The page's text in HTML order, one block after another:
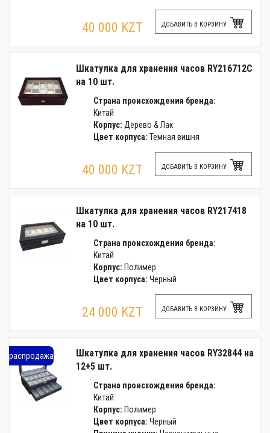
40 000 KZT ДОБАВИТЬ В КОРЗИНУ
Шкатулка для хранения часов RY216712C
на 10 шт.
Страна происхождения бренда:
Китай
Корпус: Дерево & Лак
Цвет корпуса: Темная вишня
40 000 KZT ДОБАВИТЬ В КОРЗИНУ
Шкатулка для хранения часов RY217418
на 10 шт.
Страна происхождения бренда:
Китай
Корпус: Полимер
Цвет корпуса: Черный
24 000 KZT ДОБАВИТЬ В КОРЗИНУ
распродажа
Шкатулка для хранения часов RY32844 на
12+5 шт.
Страна происхождения бренда:
Китай
Корпус: Полимер
Цвет корпуса: Черный